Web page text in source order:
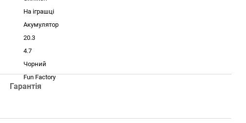
На іграшці
Акумулятор
20.3
4.7
Чорний
Fun Factory
Гарантія